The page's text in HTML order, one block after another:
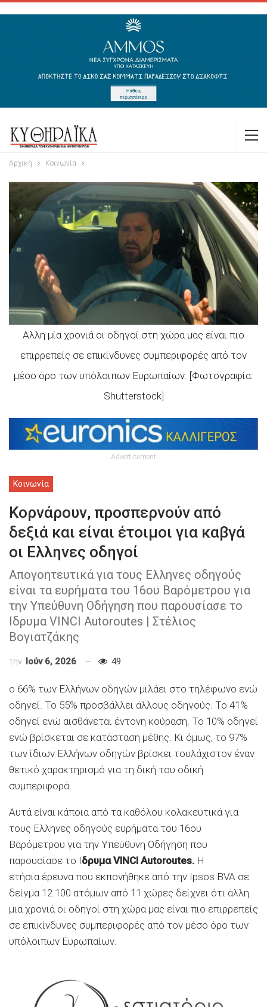
Αρχική Κοινωνία
Αλλη μία χρονιά οι οδηγοί στη χώρα μας είναι πιο
επιρρεπείς σε επικίνδυνες συμπεριφορές από τον
μέσο όρο των υπόλοιπων Ευρωπαίων. [Φωτογραφία:
Shutterstock]
Advertisement
Κοινωνία
Κορνάρουν, προσπερνούν από
δεξιά και είναι έτοιμοι για καβγά
οι Ελληνες οδηγοί
Απογοητευτικά για τους Ελληνες οδηγούς
είναι τα ευρήματα του 16ου Βαρόμετρου για
την Υπεύθυνη Οδήγηση που παρουσίασε το
Ιδρυμα VINCI Autoroutes | Στέλιος
Βογιατζάκης
την Ιούν 6, 2026 49
ο 66% των Ελλήνων οδηγών μιλάει στο τηλέφωνο ενώ
οδηγεί. Το 55% προσβάλλει άλλους οδηγούς. Το 41%
οδηγεί ενώ αισθάνεται έντονη κούραση. Το 10% οδηγεί
ενώ βρίσκεται σε κατάσταση μέθης. Κι όμως, το 97%
των ίδιων Ελλήνων οδηγών βρίσκει τουλάχιστον έναν
θετικό χαρακτηρισμό για τη δική του οδική
συμπεριφορά.
Αυτά είναι κάποια από τα καθόλου κολακευτικά για
τους Ελληνες οδηγούς ευρήματα του 16ου
Βαρόμετρου για την Υπεύθυνη Οδήγηση που
παρουσίασε το Ιδρυμα VINCI Autoroutes. H
ετήσια έρευνα που εκπονήθηκε από την Ipsos BVA σε
δείγμα 12.100 ατόμων από 11 χώρες δείχνει ότι άλλη
μια χρονιά οι οδηγοί στη χώρα μας είναι πιο επιρρεπείς
σε επικίνδυνες συμπεριφορές από τον μέσο όρο των
υπόλοιπων Ευρωπαίων.